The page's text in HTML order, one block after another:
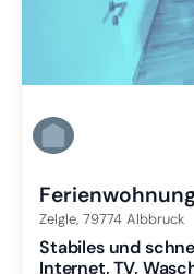
Zelgle, 79774 Albbruck
Stabiles und
Internet, TV,